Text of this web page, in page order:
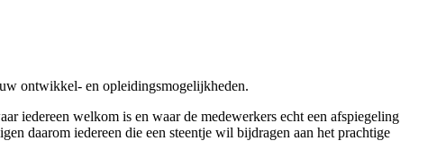
ontwikkel- en opleidingsmogelijkheden.
iedereen welkom is en waar de medewerkers echt een afspiegeling
daarom iedereen die een steentje wil bijdragen aan het prachtige